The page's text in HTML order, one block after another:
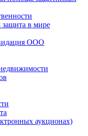
в мире
ООО
аукционах)